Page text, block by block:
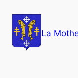
contenu
La Mothe